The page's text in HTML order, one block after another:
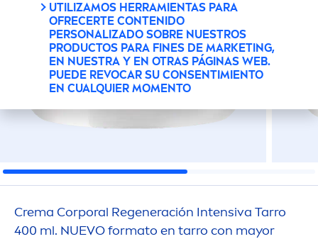
UTILIZAMOS HERRAMIENTAS PARA
OFRECERTE CONTENIDO
PERSONALIZADO SOBRE NUESTROS
PRODUCTOS PARA FINES DE MARKETING,
EN NUESTRA Y EN OTRAS PÁGINAS WEB.
PUEDE REVOCAR SU CONSENTIMIENTO
EN CUALQUIER MOMENTO
Crema Corporal Regeneración Intensiva Tarro
400 ml. NUEVO formato en tarro con mayor